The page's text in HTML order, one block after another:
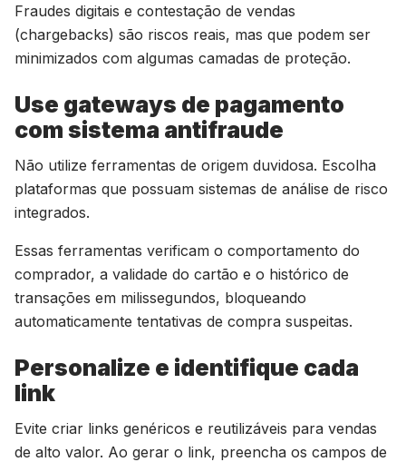
Fraudes digitais e contestação de vendas
(chargebacks) são riscos reais, mas que podem ser
minimizados com algumas camadas de proteção.
Use gateways de pagamento
com sistema antifraude
Não utilize ferramentas de origem duvidosa. Escolha
plataformas que possuam sistemas de análise de risco
integrados.
Essas ferramentas verificam o comportamento do
comprador, a validade do cartão e o histórico de
transações em milissegundos, bloqueando
automaticamente tentativas de compra suspeitas.
Personalize e identifique cada
link
Evite criar links genéricos e reutilizáveis para vendas
de alto valor. Ao gerar o link, preencha os campos de